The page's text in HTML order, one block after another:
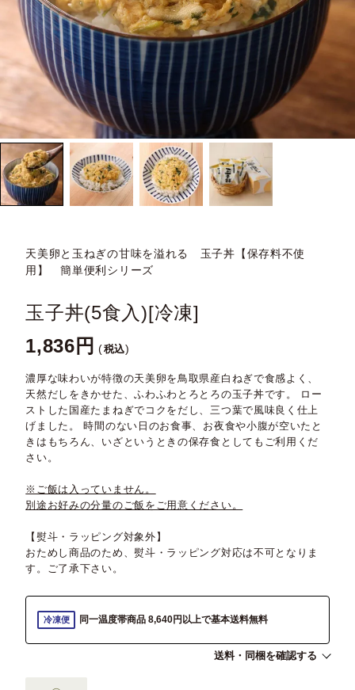
天美卵と玉ねぎの甘味を溢れる 玉子丼【保存料不使
用】 簡単便利シリーズ
玉子丼(5食入)[冷凍]
1,836 税込
濃厚な味わいが特徴の天美卵を鳥取県産白ねぎで食感よく、
天然だしをきかせた、ふわふわとろとろの玉子丼です。 ロー
ストした国産たまねぎでコクをだし、三つ葉で風味良く仕上
げました。 時間のない日のお食事、お夜食や小腹が空いたと
きはもちろん、いざというときの保存食としてもご利用くだ
さい。
※ご飯は入っていません。
別途お好みの分量のご飯をご用意ください。
【熨斗・ラッピング対象外】
おためし商品のため、熨斗・ラッピング対応は不可となりま
す。ご了承下さい。
冷凍便 同一温度帯商品 8,640円以上で基本送料無料
送料・同梱を確認する